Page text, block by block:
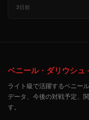
3日前
ベニール・ダリウシ
ライト級で活躍するベニー
データ、今後の対戦予定、
す。